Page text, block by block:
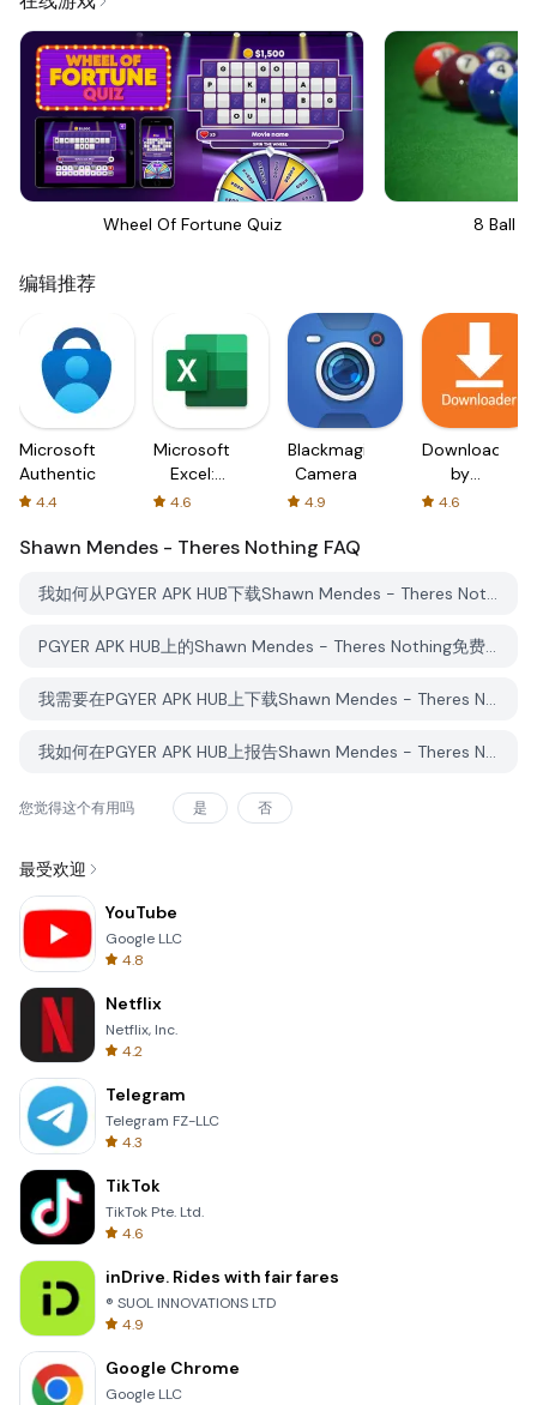
Wheel Of Fortune Quiz 8 Ball
编辑推荐
Microsoft
Authenticator
4.4
Microsoft
Excel:
Spreadsheets
4.6
Blackmagic
Camera
4.9
Downloader
by
AFTVnews
4.6
Shawn Mendes - Theres Nothing FAQ
我如何从PGYER APK HUB下载Shawn Mendes - Theres Nothing？
PGYER APK HUB上的Shawn Mendes - Theres Nothing免费下载吗？
我需要在PGYER APK HUB上下载Shawn Mendes - Theres Nothing时需要账户吗？
我如何在PGYER APK HUB上报告Shawn Mendes - Theres Nothing的问题？
您觉得这个有用吗 是 否
最受欢迎
YouTube
Google LLC
4.8
Netflix
Netflix, Inc.
4.2
Telegram
Telegram FZ-LLC
4.3
TikTok
TikTok Pte. Ltd.
4.6
inDrive. Rides with fair fares
® SUOL INNOVATIONS LTD
4.9
Google Chrome
Google LLC